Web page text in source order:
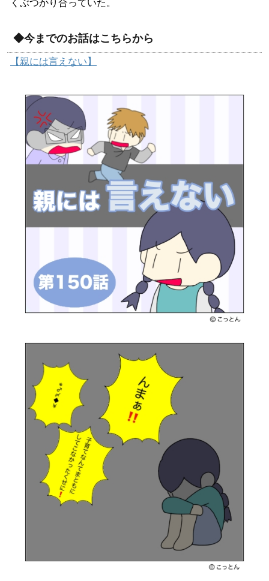
くぶつかり合っていた。
◆今までのお話はこちらから
【親には言えない】